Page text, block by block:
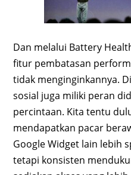
Dan melalui Battery
fitur pembatasan
tidak menginginkannya.
sosial juga miliki peran
percintaan. Kita tentu
mendapatkan pacar
Google Widget lain lebih
tetapi konsisten